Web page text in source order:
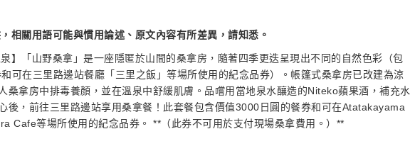
相關用語可能與慣用論述、原文內容有所差異，請知悉。
】「山野桑拿」是一座隱匿於山間的桑拿房，隨著四季更迭呈現出不同的自然色彩（包
可在三里路邊站餐廳「三里之飯」等場所使用的紀念品券）。帳篷式桑拿房已改建為涼
桑拿房中排毒養顏，並在溫泉中舒緩肌膚。品嚐用當地泉水釀造的Niteko蘋果酒，補充水
後，前往三里路邊站享用桑拿餐！此套餐包含價值3000日圓的餐券和可在Atatakayama
Cafe等場所使用的紀念品券。 **（此券不可用於支付現場桑拿費用。）**